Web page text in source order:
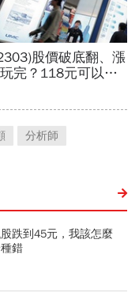
分析師
跌到45元，我該怎麼
錯